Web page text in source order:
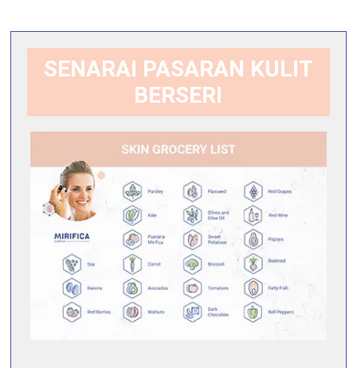
SENARAI PASARAN KULIT
BERSERI